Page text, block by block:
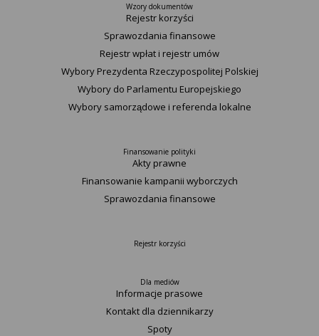
Wzory dokumentów
Rejestr korzyści
Sprawozdania finansowe
Rejestr wpłat i rejestr umów
Wybory Prezydenta Rzeczypospolitej Polskiej
Wybory do Parlamentu Europejskiego
Wybory samorządowe i referenda lokalne
Finansowanie polityki
Akty prawne
Finansowanie kampanii wyborczych
Sprawozdania finansowe
Rejestr korzyści
Dla mediów
Informacje prasowe
Kontakt dla dziennikarzy
Spoty